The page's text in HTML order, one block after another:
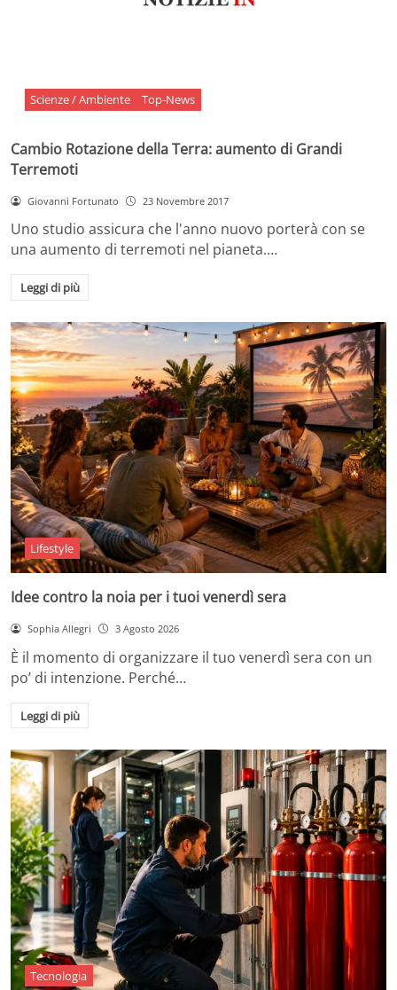
Scienze / Ambiente Top-News
Cambio Rotazione della Terra: aumento di Grandi
Terremoti
Giovanni Fortunato 23 Novembre 2017
Uno studio assicura che l'anno nuovo porterà con se
una aumento di terremoti nel pianeta.…
Leggi di più
Lifestyle
Idee contro la noia per i tuoi venerdì sera
Sophia Allegri 3 Agosto 2026
È il momento di organizzare il tuo venerdì sera con un
po’ di intenzione. Perché…
Leggi di più
Tecnologia